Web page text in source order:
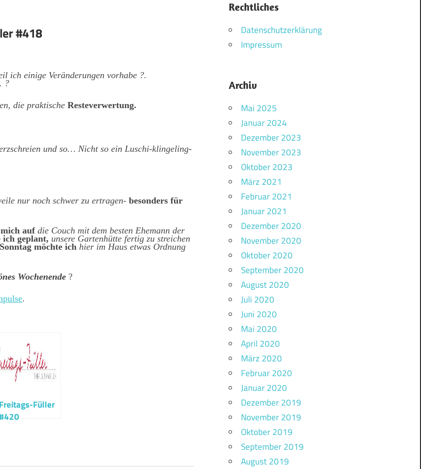
#418
ich einige Veränderungen vorhabe ?.
?
die praktische Resteverwertung.
und so… Nicht so ein Luschi-klingeling-
nur noch schwer zu ertragen- besonders für
auf die Couch mit dem besten Ehemann der
ich geplant, unsere Gartenhütte fertig zu streichen
möchte ich hier im Haus etwas Ordnung
Wochenende ?
.
Freitags-Füller
Rechtliches
Datenschutzerklärung
Impressum
Archiv
Mai 2025
Januar 2024
Dezember 2023
November 2023
Oktober 2023
März 2021
Februar 2021
Januar 2021
Dezember 2020
November 2020
Oktober 2020
September 2020
August 2020
Juli 2020
Juni 2020
Mai 2020
April 2020
März 2020
Februar 2020
Januar 2020
Dezember 2019
November 2019
Oktober 2019
September 2019
August 2019